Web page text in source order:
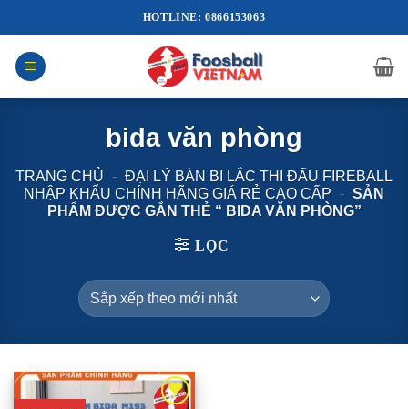
qua
nội
dung
HOTLINE: 0866153063
bida văn phòng
TRANG CHỦ - ĐẠI LÝ BÀN BI LẮC THI ĐẤU FIREBALL
NHẬP KHẨU CHÍNH HÃNG GIÁ RẺ CAO CẤP
- SẢN
PHẨM ĐƯỢC GẮN THẺ “ BIDA VĂN PHÒNG”
LỌC